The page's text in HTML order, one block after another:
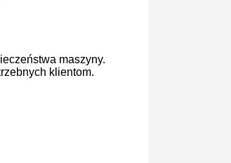
maszyny.
klientom.